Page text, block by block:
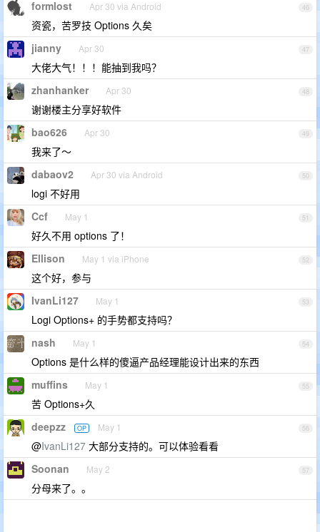
46
formlost Apr 30 via Android
资瓷，苦罗技 Options 久矣
47
jianny Apr 30
大佬大气！！！能抽到我吗？
48
zhanhanker Apr 30
谢谢楼主分享好软件
49
bao626 Apr 30
我来了～
50
dabaov2 Apr 30 via Android
logi 不好用
51
Ccf May 1
好久不用 options 了！
52
Ellison May 1 via iPhone
这个好，参与
53
IvanLi127 May 1
Logi Options+ 的手势都支持吗？
54
nash May 1
Options 是什么样的傻逼产品经理能设计出来的东西
55
muffins May 1
苦 Options+久
56
deepzz OP May 1
@IvanLi127 大部分支持的。可以体验看看
57
Soonan May 2
分母来了。。